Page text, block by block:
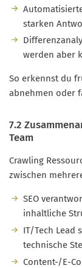
starken
werden aber
So erkennst du
abnehmen oder
7.2
Team
Crawling
zwischen
SEO
inhaltliche
IT/Tech Lead
technische
Content-/E-